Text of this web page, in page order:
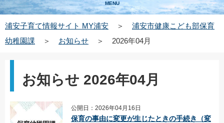
MENU
浦安子育て情報サイト MY浦安 ＞
浦安市健康こども部保育
幼稚園課
＞ お知らせ ＞ 2026年04月
お知らせ 2026年04月
公開日：2026年04月16日
保育の事由に変更が生じたときの手続き（変